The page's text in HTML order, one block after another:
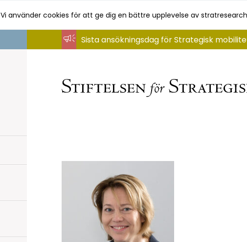
Vi använder cookies för att ge dig en bättre upplevelse av
Sista ansökningsdag för Strategisk